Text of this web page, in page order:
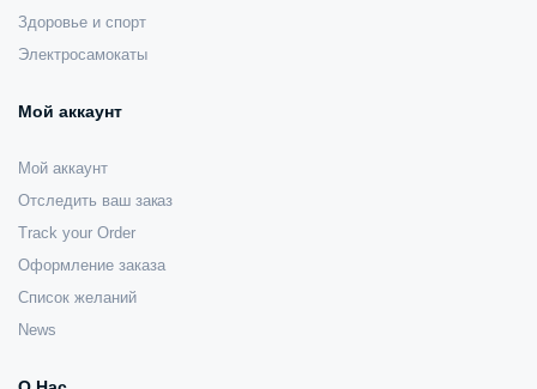
Здоровье и спорт
Электросамокаты
Мой аккаунт
Мой аккаунт
Отследить ваш заказ
Track your Order
Оформление заказа
Список желаний
News